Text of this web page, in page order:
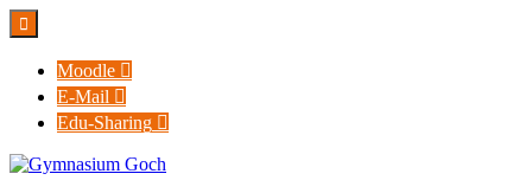

Moodle 
E-Mail 
Edu-Sharing 